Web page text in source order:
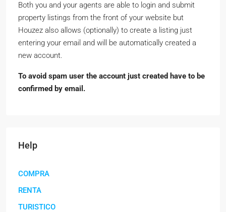
Both you and your agents are able to login and submit
property listings from the front of your website but
Houzez also allows (optionally) to create a listing just
entering your email and will be automatically created a
new account.
To avoid spam user the account just created have to be
confirmed by email.
Help
COMPRA
RENTA
TURISTICO